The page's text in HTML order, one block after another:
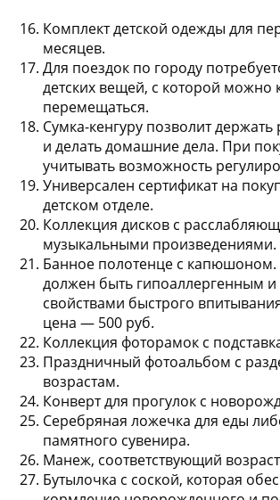
Комплект детской одежды для
месяцев.
Для поездок по городу
детских вещей, с которой можно
перемещаться.
Сумка-кенгуру позволит держать
и делать домашние дела. При
учитывать возможность
Универсален сертификат на
детском отделе.
Коллекция дисков с
музыкальными произведениями.
Банное полотенце с капюшоном
должен быть гипоаллергенным и
свойствами быстрого
цена — 500 руб.
Коллекция фоторамок с
Праздничный фотоальбом с
возрастам.
Конверт для прогулок с
Серебряная ложечка для еды
памятного сувенира.
Манеж, соответствующий
Бутылочка с соской, которая